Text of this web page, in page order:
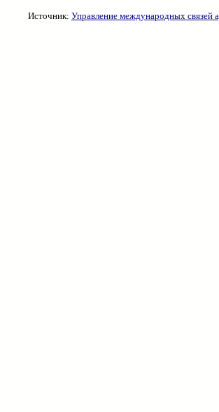
Источник: Управление международных связей